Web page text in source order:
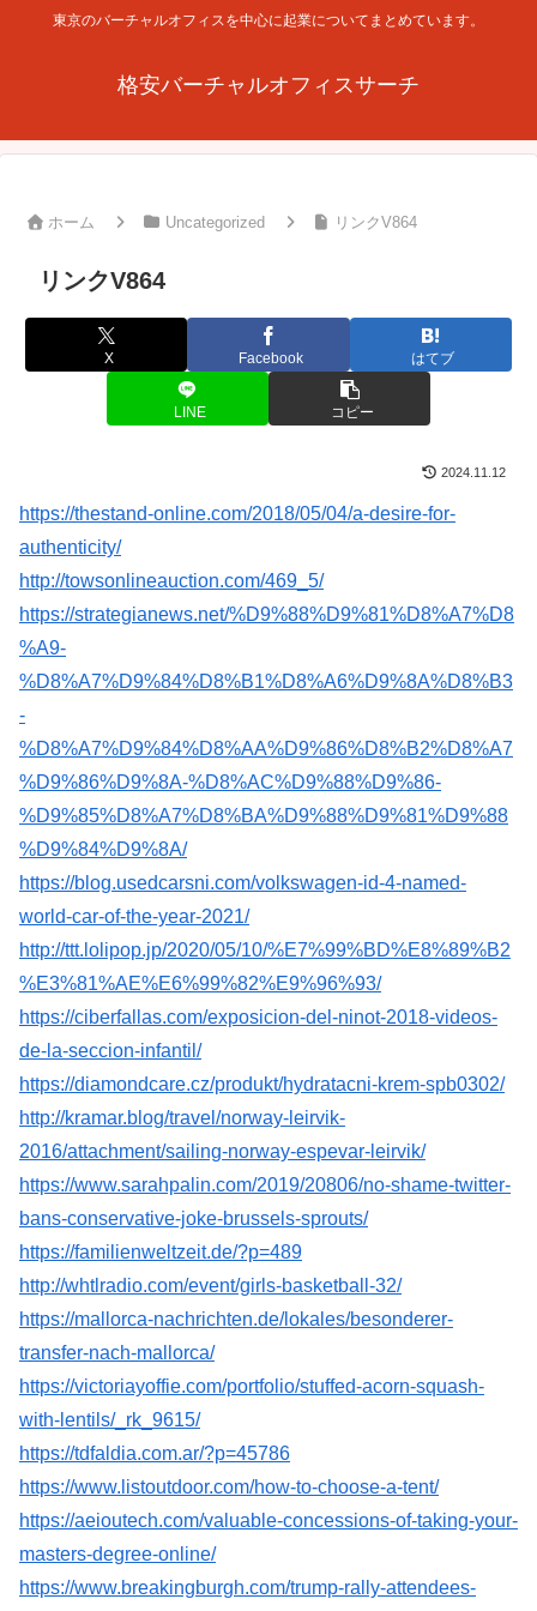
東京のバーチャルオフィスを中心に起業についてまとめています。
格安バーチャルオフィスサーチ
ホーム Uncategorized リンクV864
リンクV864
X Facebook はてブ
LINE コピー
2024.11.12
https://thestand-online.com/2018/05/04/a-desire-for-
authenticity/
http://towsonlineauction.com/469_5/
https://strategianews.net/%D9%88%D9%81%D8%A7%D8
%A9-
%D8%A7%D9%84%D8%B1%D8%A6%D9%8A%D8%B3
-
%D8%A7%D9%84%D8%AA%D9%86%D8%B2%D8%A7
%D9%86%D9%8A-%D8%AC%D9%88%D9%86-
%D9%85%D8%A7%D8%BA%D9%88%D9%81%D9%88
%D9%84%D9%8A/
https://blog.usedcarsni.com/volkswagen-id-4-named-
world-car-of-the-year-2021/
http://ttt.lolipop.jp/2020/05/10/%E7%99%BD%E8%89%B2
%E3%81%AE%E6%99%82%E9%96%93/
https://ciberfallas.com/exposicion-del-ninot-2018-videos-
de-la-seccion-infantil/
https://diamondcare.cz/produkt/hydratacni-krem-spb0302/
http://kramar.blog/travel/norway-leirvik-
2016/attachment/sailing-norway-espevar-leirvik/
https://www.sarahpalin.com/2019/20806/no-shame-twitter-
bans-conservative-joke-brussels-sprouts/
https://familienweltzeit.de/?p=489
http://whtlradio.com/event/girls-basketball-32/
https://mallorca-nachrichten.de/lokales/besonderer-
transfer-nach-mallorca/
https://victoriayoffie.com/portfolio/stuffed-acorn-squash-
with-lentils/_rk_9615/
https://tdfaldia.com.ar/?p=45786
https://www.listoutdoor.com/how-to-choose-a-tent/
https://aeioutech.com/valuable-concessions-of-taking-your-
masters-degree-online/
https://www.breakingburgh.com/trump-rally-attendees-